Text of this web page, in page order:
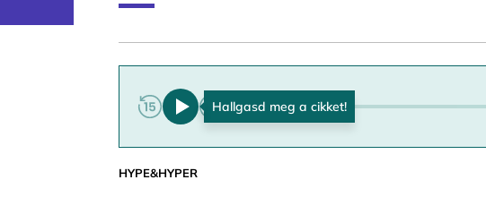
0:00
HYPE&HYPER